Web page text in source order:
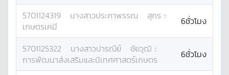
5701124319 นางสาวประภาพรรณ สุกร :
เกษตรเคมี
6ชั่วโมง
5701125322 นางสาวปารณีย์ ชัยวุฒิ :
การพัฒนาส่งเสริมและนิเทศศาสตร์เกษตร
6ชั่วโมง